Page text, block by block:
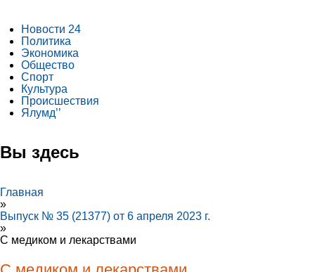
Новости 24
Политика
Экономика
Общество
Спорт
Культура
Происшествия
Ялумд’’
Вы здесь
Главная
»
Выпуск № 35 (21377) от 6 апреля 2023 г.
»
С медиком и лекарствами